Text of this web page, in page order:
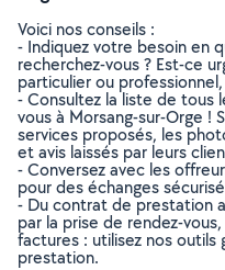
Voici nos conseils :
- Indiquez votre besoin en
recherchez-vous ? Est-ce
particulier ou
- Consultez la liste de tous
vous à Morsang-sur-Orge !
services proposés, les
et avis laissés par leurs
- Conversez avec les
pour des échanges
- Du contrat de prestation
par la prise de rendez-
factures : utilisez nos
prestation.